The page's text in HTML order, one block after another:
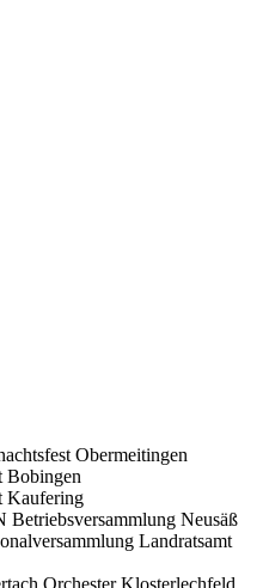
Obermeitingen
Bobingen
Kaufering
Neusäß
Landratsamt
Orchester Klosterlechfeld